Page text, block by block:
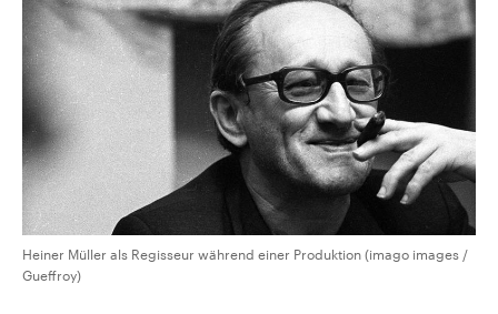
Heiner Müller als Regisseur während einer Produktion (imago images /
Gueffroy)